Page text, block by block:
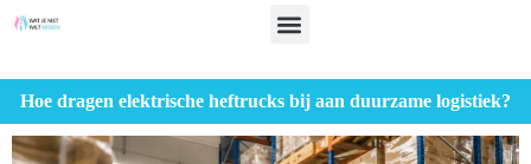
Hoe dragen elektrische heftrucks bij aan duurzame logistiek?